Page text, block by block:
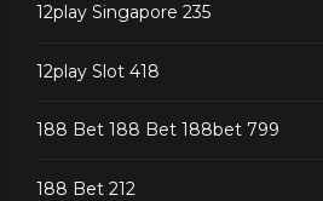
12play Singapore 235
12play Slot 418
188 Bet 188 Bet 188bet 799
188 Bet 212